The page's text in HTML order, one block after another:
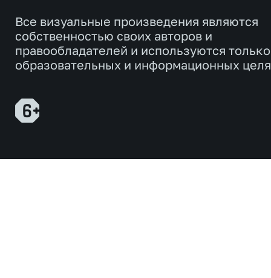
Все визуальные произведения являются
собственностью своих авторов и
правообладателей и используются
образовательных и информационных